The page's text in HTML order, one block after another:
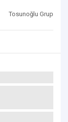
Tosunoğlu Grup